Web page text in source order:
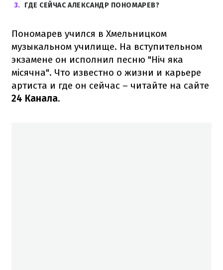
3 ГДЕ СЕЙЧАС АЛЕКСАНДР ПОНОМАРЕВ?
Пономарев учился в Хмельницком
музыкальном училище. На вступительном
экзамене он исполнил песню "Ніч яка
місячна". Что известно о жизни и карьере
артиста и где он сейчас – читайте на сайте
24 Канала.